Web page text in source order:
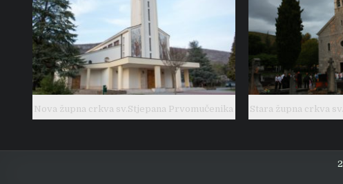
Nova župna crkva sv.Stjepana Prvomučenika Stara župna crkva